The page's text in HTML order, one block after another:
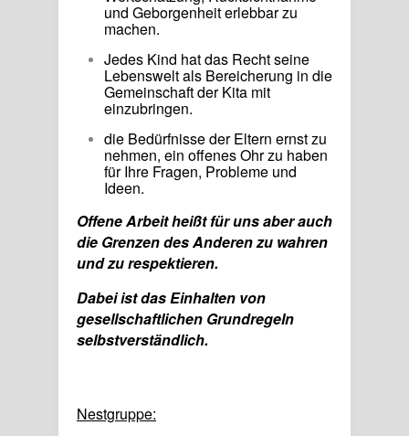
und Geborgenheit erlebbar zu
machen.
Jedes Kind hat das Recht seine
Lebenswelt als Bereicherung in die
Gemeinschaft der Kita mit
einzubringen.
die Bedürfnisse der Eltern ernst zu
nehmen, ein offenes Ohr zu haben
für Ihre Fragen, Probleme und
Ideen.
Offene Arbeit heißt für uns aber auch
die Grenzen des Anderen zu wahren
und zu respektieren.
Dabei ist das Einhalten von
gesellschaftlichen Grundregeln
selbstverständlich.
Nestgruppe: